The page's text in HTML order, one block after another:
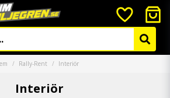
Rally-Rent Interiör
Interiör